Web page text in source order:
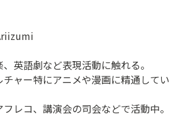
語劇など表現活動に触れる。
ャー特にアニメや漫画に精通してい
コ、講演会の司会などで活動中。